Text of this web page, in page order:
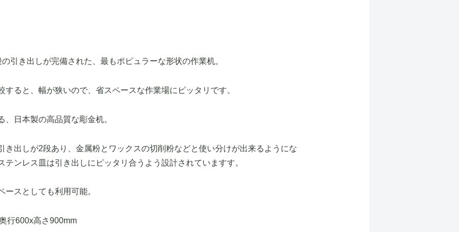
引き出しが完備された、最もポピュラーな形状の作業机。
すると、幅が狭いので、省スペースな作業場にピッタリです。
、日本製の高品質な彫金机。
き出しが2段あり、金属粉とワックスの切削粉などと使い分けが出来るようにな
テンレス皿は引き出しにピッタリ合うよう設計されていますす。
ースとしても利用可能。
行600x高さ900mm